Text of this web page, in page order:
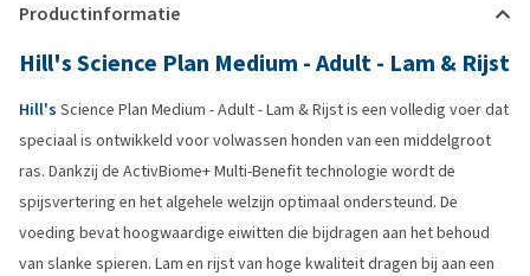
Productinformatie
Hill's Science Plan Medium - Adult - Lam & Rijst
Hill's Science Plan Medium - Adult - Lam & Rijst is een volledig voer dat
speciaal is ontwikkeld voor volwassen honden van een middelgroot
ras. Dankzij de ActivBiome+ Multi-Benefit technologie wordt de
spijsvertering en het algehele welzijn optimaal ondersteund. De
voeding bevat hoogwaardige eiwitten die bijdragen aan het behoud
van slanke spieren. Lam en rijst van hoge kwaliteit dragen bij aan een